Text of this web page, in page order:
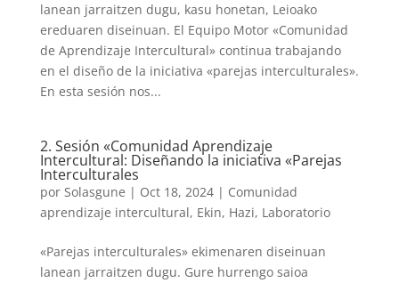
lanean jarraitzen dugu, kasu honetan, Leioako
ereduaren diseinuan. El Equipo Motor «Comunidad
de Aprendizaje Intercultural» continua trabajando
en el diseño de la iniciativa «parejas interculturales».
En esta sesión nos...
2. Sesión «Comunidad Aprendizaje
Intercultural: Diseñando la iniciativa «Parejas
Interculturales
por Solasgune | Oct 18, 2024| Comunidad
aprendizaje intercultural, Ekin, Hazi, Laboratorio
«Parejas interculturales» ekimenaren diseinuan
lanean jarraitzen dugu. Gure hurrengo saioa